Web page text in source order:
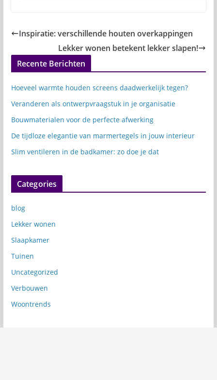
Inspiratie: verschillende houten overkappingen
Lekker wonen betekent lekker slapen!
Recente Berichten
Hoeveel warmte houden screens daadwerkelijk tegen?
Veranderen als ontwerpvraagstuk in je organisatie
Bouwmaterialen voor de perfecte afwerking
De tijdloze elegantie van marmertegels in jouw interieur
Slim ventileren in de badkamer: zo doe je dat
Categories
blog
Lekker wonen
Slaapkamer
Tuinen
Uncategorized
Verbouwen
Woontrends